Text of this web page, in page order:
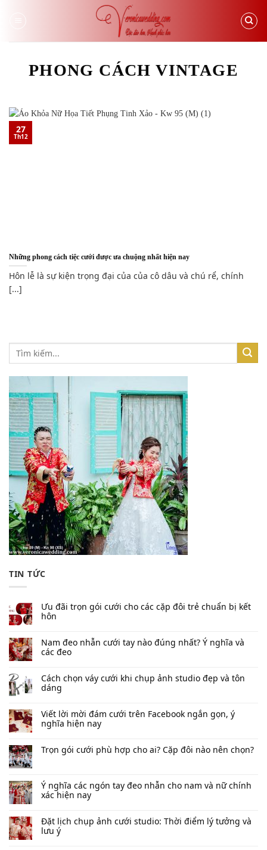
PHONG CÁCH VINTAGE
Những phong cách tiệc cưới được ưa chuộng nhất hiện nay
Hôn lễ là sự kiện trọng đại của của cô dâu và chú rể, chính
[...]
27
Th12
TIN TỨC
Ưu đãi trọn gói cưới cho các cặp đôi trẻ chuẩn bị kết
hôn
Nam đeo nhẫn cưới tay nào đúng nhất​? Ý nghĩa và
các đeo
Cách chọn váy cưới khi chụp ảnh studio đẹp và tôn
dáng
Viết lời mời đám cưới trên Facebook​ ngắn gọn, ý
nghĩa hiện nay
Trọn gói cưới phù hợp cho ai? Cặp đôi nào nên chọn?
Ý nghĩa các ngón tay đeo nhẫn cho nam và nữ chính
xác hiện nay
Đặt lịch chụp ảnh cưới studio: Thời điểm lý tưởng và
lưu ý